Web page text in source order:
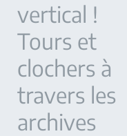
vertical !
Tours et
clochers à
travers les
archives